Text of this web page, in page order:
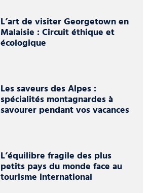
L’art de visiter Georgetown en
Malaisie : Circuit éthique et
écologique
Les saveurs des Alpes :
spécialités montagnardes à
savourer pendant vos vacances
L’équilibre fragile des plus
petits pays du monde face au
tourisme international